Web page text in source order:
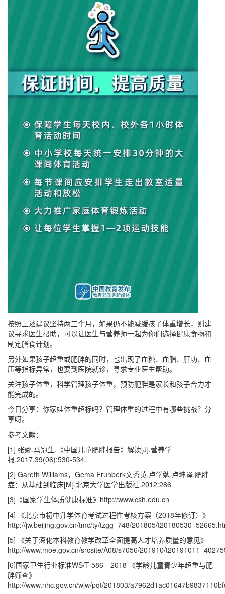
按照上述建议坚持两三个月，如果仍不能减缓孩子体重增长，则建
议寻求医生帮助，可以让医生与营养师一起为你们选择健康食物和
制定膳食计划。
另外如果孩子超重或肥胖的同时，也出现了血糖、血脂、肝功、血
压等指标异常，也要到医院就诊，寻求专业医生帮助。
关注孩子体重，科学管理孩子体重，预防肥胖是家长和孩子合力才
能完成的。
今日分享：你家娃体重超标吗？管理体重的过程中有哪些挑战？分
享呀。
参考文献：
[1] 张娜,马冠生.《中国儿童肥胖报告》解读[J].营养学
报,2017,39(06):530-534.
[2] Gareth Williams，Gema Fruhberk文秀英,卢学勉,卢坤译.肥胖
症：从基础到临床[M].北京大学医学出版社.2012:286
[3]《国家学生体质健康标准》http://www.csh.edu.cn
[4] 《北京市初中升学体育考试过程性考核方案（2018年修订）》
http://jw.beijing.gov.cn/tmc/ty/tzgg_748/201805/
[5] 《关于深化本科教育教学改革全面提高人才培养质量的意见》
http://www.moe.gov.cn/srcsite/A08/s7056/201910/
[6]国家卫生行业标准WS/T 586—2018 《学龄儿童青少年超重与肥
胖筛查》
http://www.nhc.gov.cn/wjw/pqt/201803/